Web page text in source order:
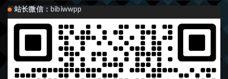
站长微信：bibiwwpp